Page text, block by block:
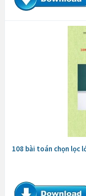
108 bài toán chọn lọc